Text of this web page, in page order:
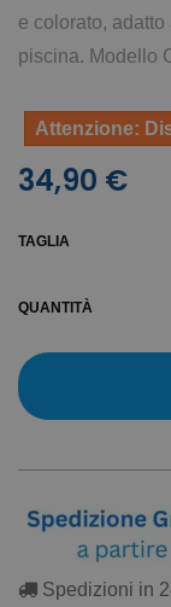
e colorato,
piscina. Modello
Attenzione:
34,90 €
TAGLIA
QUANTITÀ
Spedizioni in